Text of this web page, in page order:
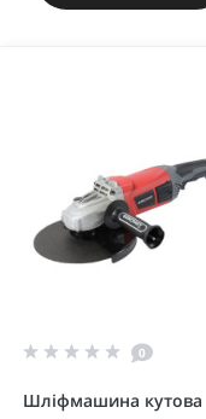
0
Шліфмашина кутова